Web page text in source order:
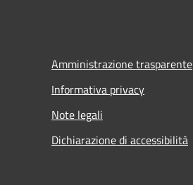
Amministrazione trasparente
Informativa privacy
Note legali
Dichiarazione di accessibilità